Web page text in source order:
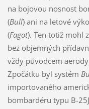
na bojovou nosnost
(Bull) ani na letové
(Fagot). Ten totiž mohl
bez objemných
vždy původcem
Zpočátku byl systém
importovaného
bombardéru typu B-25J